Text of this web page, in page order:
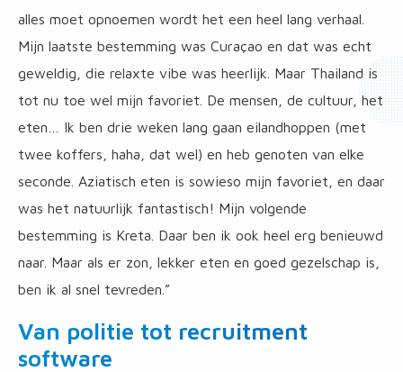
alles moet opnoemen wordt het een heel lang verhaal.
Mijn laatste bestemming was Curaçao en dat was echt
geweldig, die relaxte vibe was heerlijk. Maar Thailand is
tot nu toe wel mijn favoriet. De mensen, de cultuur, het
eten… Ik ben drie weken lang gaan eilandhoppen (met
twee koffers, haha, dat wel) en heb genoten van elke
seconde. Aziatisch eten is sowieso mijn favoriet, en daar
was het natuurlijk fantastisch! Mijn volgende
bestemming is Kreta. Daar ben ik ook heel erg benieuwd
naar. Maar als er zon, lekker eten en goed gezelschap is,
ben ik al snel tevreden.”
Van politie tot recruitment
software